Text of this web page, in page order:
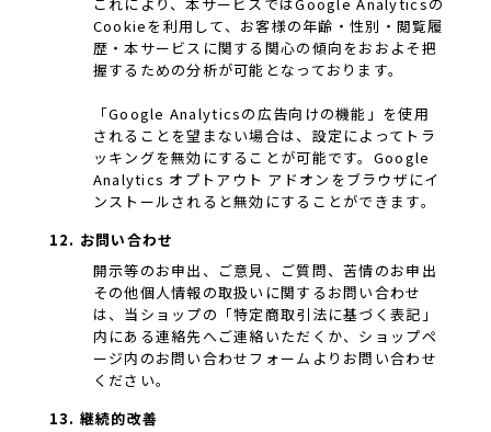
これにより、本サービスではGoogle Analyticsの
Cookieを利用して、お客様の年齢・性別・閲覧履
歴・本サービスに関する関心の傾向をおおよそ把
握するための分析が可能となっております。
「Google Analyticsの広告向けの機能」を使用
されることを望まない場合は、設定によってトラ
ッキングを無効にすることが可能です。Google
Analytics オプトアウト アドオンをブラウザにイ
ンストールされると無効にすることができます。
12. お問い合わせ
開示等のお申出、ご意見、ご質問、苦情のお申出
その他個人情報の取扱いに関するお問い合わせ
は、当ショップの「特定商取引法に基づく表記」
内にある連絡先へご連絡いただくか、ショップペ
ージ内のお問い合わせフォームよりお問い合わせ
ください。
13. 継続的改善